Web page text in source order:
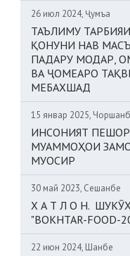
26 июл 2024, Ҷумъа
ТАЪЛИМУ
ҚОНУНИ НАВ
ПАДАРУ МОДАР,
ВА ҶОМЕАРО
МЕБАХШАД
15 январ 2025,
ИНСОНИЯТ
МУАММОҲОИ
МУОСИР
30 май 2023, Сешанбе
Х А Т Л О Н.
"BOKHTAR-FOOD-
22 июн 2024, Шанбе